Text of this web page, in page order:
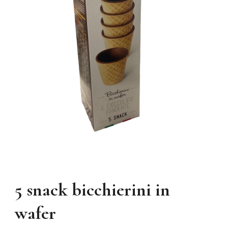
5 snack bicchierini in
wafer